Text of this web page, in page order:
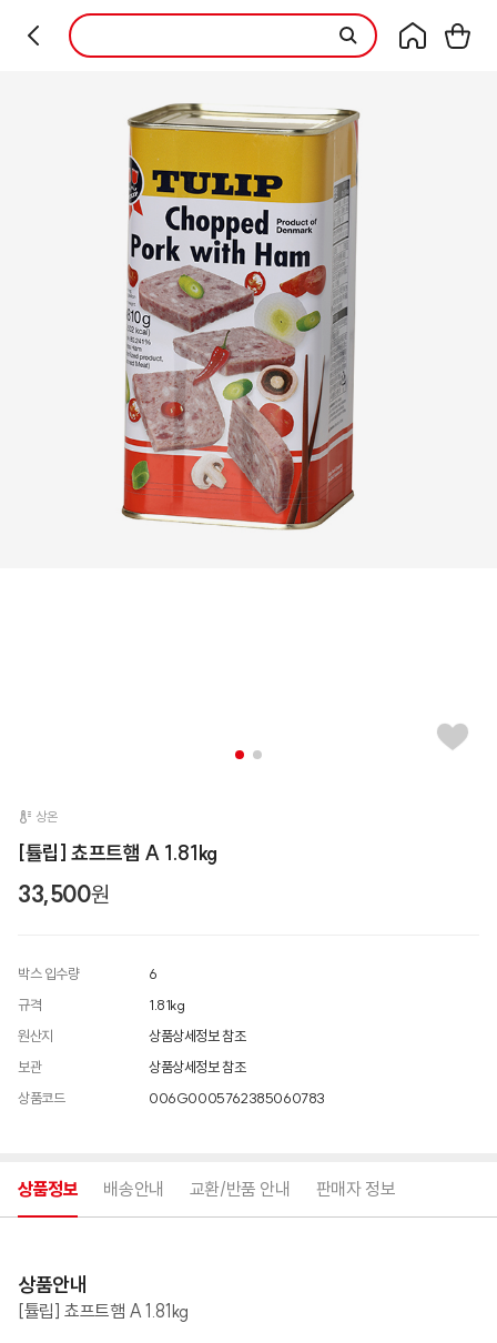
본문 바로가기
상온
[튤립] 쵸프트햄 A 1.81kg
33,500원
박스 입수량
6
규격
1.81kg
원산지
상품상세정보 참조
보관
상품상세정보 참조
상품코드
006G0005762385060783
상품정보 배송안내 교환/반품 안내 판매자 정보
상품안내
[튤립] 쵸프트햄 A 1.81kg